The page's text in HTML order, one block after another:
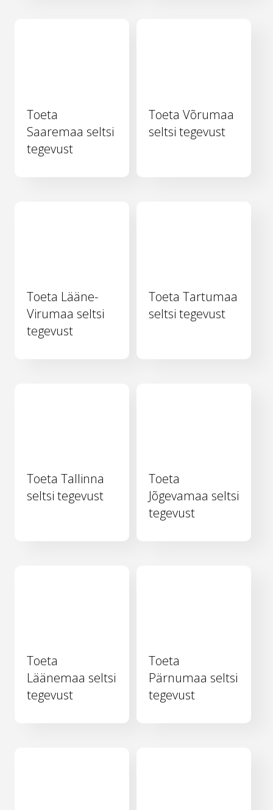
Toeta
Saaremaa seltsi
tegevust
Toeta Võrumaa
seltsi tegevust
Toeta Lääne-
Virumaa seltsi
tegevust
Toeta Tartumaa
seltsi tegevust
Toeta Tallinna
seltsi tegevust
Toeta
Jõgevamaa seltsi
tegevust
Toeta
Läänemaa seltsi
tegevust
Toeta
Pärnumaa seltsi
tegevust